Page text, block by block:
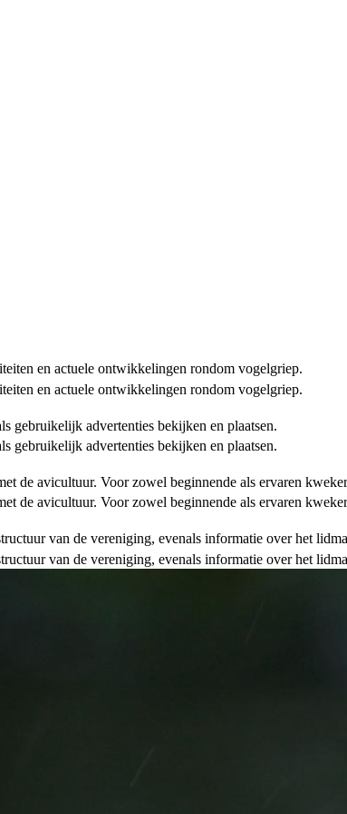
en actuele ontwikkelingen rondom vogelgriep.
en actuele ontwikkelingen rondom vogelgriep.
gebruikelijk advertenties bekijken en plaatsen.
gebruikelijk advertenties bekijken en plaatsen.
de avicultuur. Voor zowel beginnende als ervaren
de avicultuur. Voor zowel beginnende als ervaren
van de vereniging, evenals informatie over het
van de vereniging, evenals informatie over het